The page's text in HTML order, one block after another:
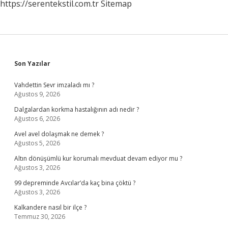
https://serentekstil.com.trSitemap
Sidebar
Son Yazılar
Vahdettin Sevr imzaladı mı ?
Ağustos 9, 2026
Dalgalardan korkma hastalığının adı nedir ?
Ağustos 6, 2026
Avel avel dolaşmak ne demek ?
Ağustos 5, 2026
Altın dönüşümlü kur korumalı mevduat devam ediyor mu ?
Ağustos 3, 2026
99 depreminde Avcılar’da kaç bina çöktü ?
Ağustos 3, 2026
Kalkandere nasıl bir ilçe ?
Temmuz 30, 2026